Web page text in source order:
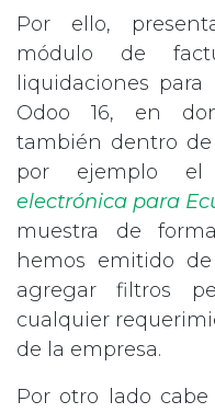
Por ello,
módulo de
liquidaciones
Odoo 16, en
también dentro
por ejemplo
electrónica para
muestra de
hemos emitido
agregar filtros
cualquier
de la empresa.
Por otro lado